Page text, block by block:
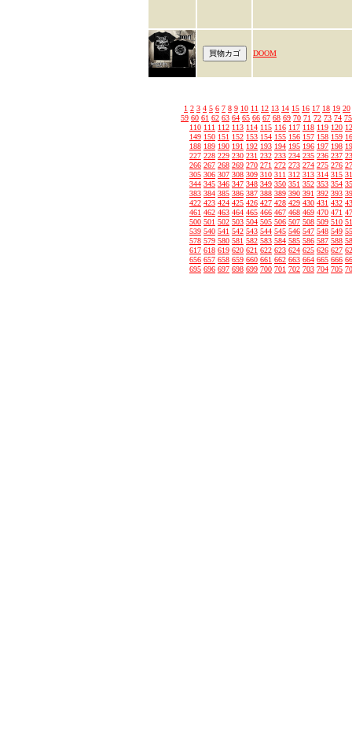
DOOM
1 2 3 4 5 6 7 8 9 10 11 12 13 14 15 16 17 18 19 20
59 60 61 62 63 64 65 66 67 68 69 70 71 72 73 74 75
110 111 112 113 114 115 116 117 118 119 120
149 150 151 152 153 154 155 156 157 158 159
188 189 190 191 192 193 194 195 196 197 198
227 228 229 230 231 232 233 234 235 236 237
266 267 268 269 270 271 272 273 274 275 276
305 306 307 308 309 310 311 312 313 314 315
344 345 346 347 348 349 350 351 352 353 354
383 384 385 386 387 388 389 390 391 392 393
422 423 424 425 426 427 428 429 430 431 432
461 462 463 464 465 466 467 468 469 470 471
500 501 502 503 504 505 506 507 508 509 510
539 540 541 542 543 544 545 546 547 548 549
578 579 580 581 582 583 584 585 586 587 588
617 618 619 620 621 622 623 624 625 626 627
656 657 658 659 660 661 662 663 664 665 666
695 696 697 698 699 700 701 702 703 704 705